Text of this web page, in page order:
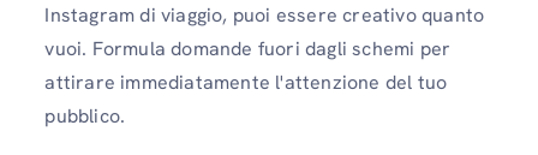
Instagram di viaggio, puoi essere creativo quanto
vuoi. Formula domande fuori dagli schemi per
attirare immediatamente l'attenzione del tuo
pubblico.